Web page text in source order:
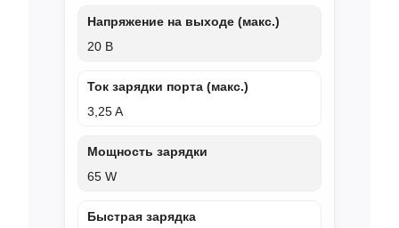
Напряжение на выходе (макс.)
20 В
Ток зарядки порта (макс.)
3,25 A
Мощность зарядки
65 W
Быстрая зарядка